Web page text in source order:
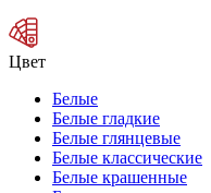
Цвет
Белые
Белые гладкие
Белые глянцевые
Белые классические
Белые крашенные